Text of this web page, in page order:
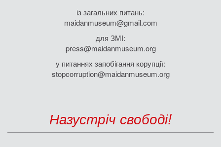
із загальних питань:
maidanmuseum@gmail.com
для ЗМІ:
press@maidanmuseum.org
у питаннях запобігання корупції:
stopcorruption@maidanmuseum.org
Назустріч свободі!